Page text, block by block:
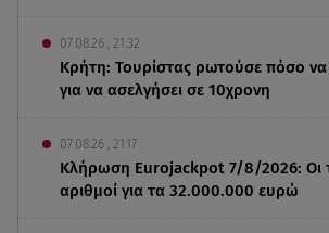
07.08.26 , 21:32
Κρήτη: Τουρίστας ρωτούσε πόσο
για να ασελγήσει σε 10χρονη
07.08.26 , 21:17
Κλήρωση Eurojackpot 7/8/2026: Οι
αριθμοί για τα 32.000.000 ευρώ